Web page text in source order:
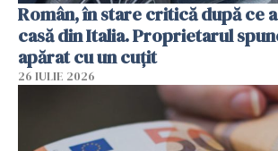
Român, în stare critică după ce
casă din Italia. Proprietarul
apărat cu un cuțit
26 IULIE 2026